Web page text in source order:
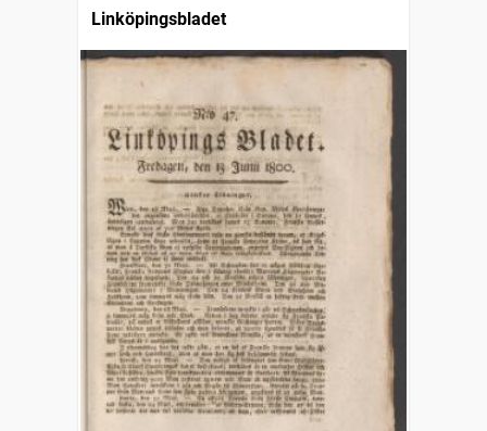
Linköpingsbladet